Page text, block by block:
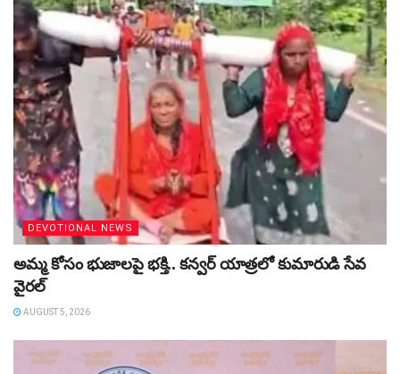
DEVOTIONAL NEWS
అమ్మ కోసం భుజాలపై భక్తి.. కన్వర్‌ యాత్రలో కుమారుడి సేవ
వైరల్
AUGUST 5, 2026